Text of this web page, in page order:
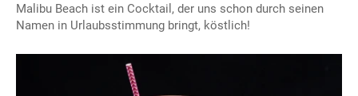
Malibu Beach ist ein Cocktail, der uns schon durch seinen
Namen in Urlaubsstimmung bringt, köstlich!